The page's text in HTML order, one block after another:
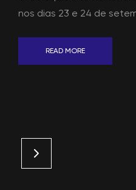
nos dias 23 e 24 de
READ MORE